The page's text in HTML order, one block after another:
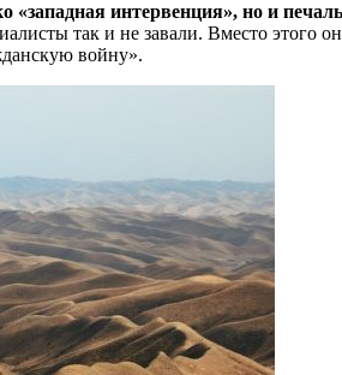
«западная интервенция», но и
так и не завали. Вместо этого
войну».